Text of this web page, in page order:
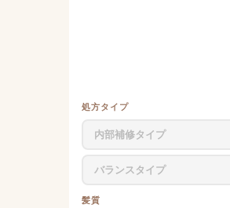
処方タイプ
内部補修タイプ
バランスタイプ
髪質